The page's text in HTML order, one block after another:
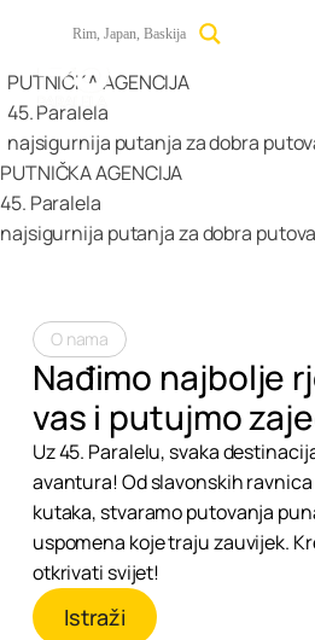
PUTNIČKA AGENCIJA
45. Paralela
najsigurnija putanja za dobra
PUTNIČKA AGENCIJA
45. Paralela
najsigurnija putanja za dobra
O nama
Nađimo najbolje
vas i putujmo
Uz 45. Paralelu, svaka
avantura! Od slavonskih
kutaka, stvaramo putovanja
uspomena koje traju zauvijek.
otkrivati svijet!
Istraži